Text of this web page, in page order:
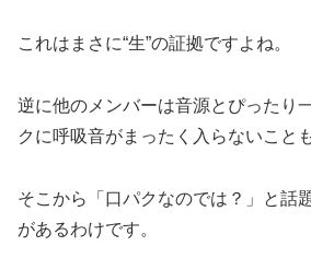
これはまさに“生”の証拠ですよね。
逆に他のメンバーは音源とぴったり
クに呼吸音がまったく入らないこと
そこから「口パクなのでは？」と話
があるわけです。